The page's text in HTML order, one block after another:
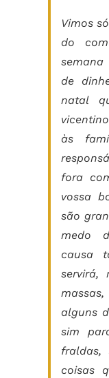
Vimos
do
de
natal
às
fora
vossa
são
medo
causa
servirá,
alguns
sim
fraldas,
coisas